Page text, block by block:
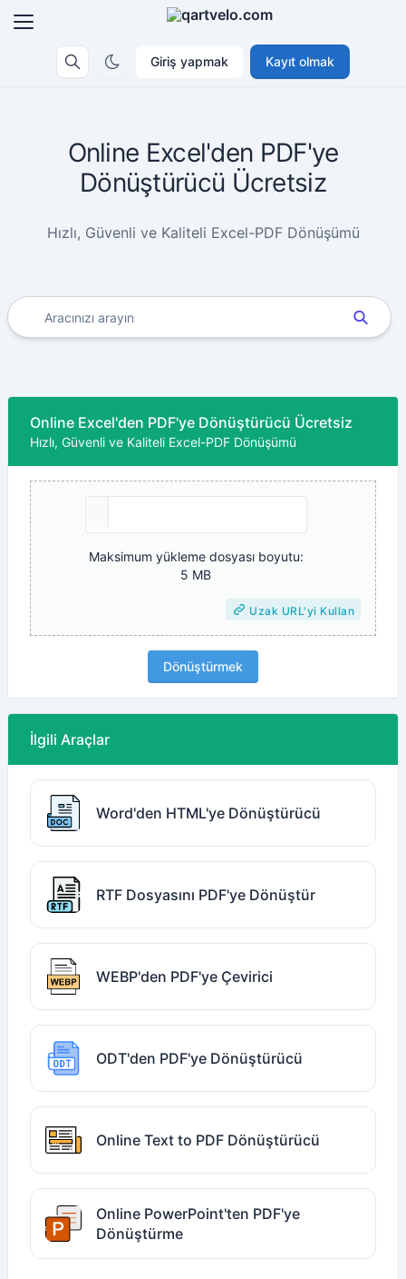
Giriş yapmak Kayıt olmak
Online Excel'den PDF'ye
Dönüştürücü Ücretsiz
Hızlı, Güvenli ve Kaliteli Excel-PDF Dönüşümü
Online Excel'den PDF'ye Dönüştürücü Ücretsiz
Hızlı, Güvenli ve Kaliteli Excel-PDF Dönüşümü
Maksimum yükleme dosyası boyutu:
5 MB
Uzak URL'yi Kullan
Dönüştürmek
İlgili Araçlar
Word'den HTML'ye Dönüştürücü
RTF Dosyasını PDF'ye Dönüştür
WEBP'den PDF'ye Çevirici
ODT'den PDF'ye Dönüştürücü
Online Text to PDF Dönüştürücü
Online PowerPoint'ten PDF'ye
Dönüştürme